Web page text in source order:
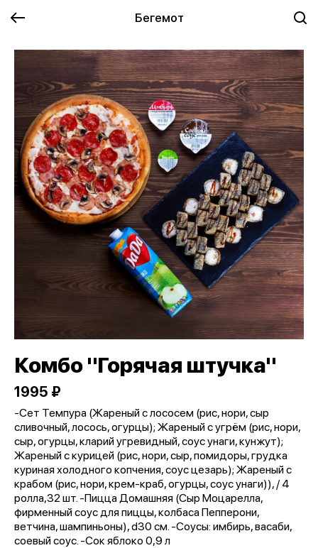
Бегемот
Комбо "Горячая штучка"
1995 ₽
-Сет Темпура (Жареный с лососем (рис, нори, сыр
сливочный, лосось, огурцы); Жареный с угрём (рис, нори,
сыр, огурцы, кларий угревидный, соус унаги, кунжут);
Жареный с курицей (рис, нори, сыр, помидоры, грудка
куриная холодного копчения, соус цезарь); Жареный с
крабом (рис, нори, крем-краб, огурцы, соус унаги)), / 4
ролла,32 шт. -Пицца Домашняя (Сыр Моцарелла,
фирменный соус для пиццы, колбаса Пепперони,
ветчина, шампиньоны), d30 см. -Соусы: имбирь, васаби,
соевый соус. -Сок яблоко 0,9 л